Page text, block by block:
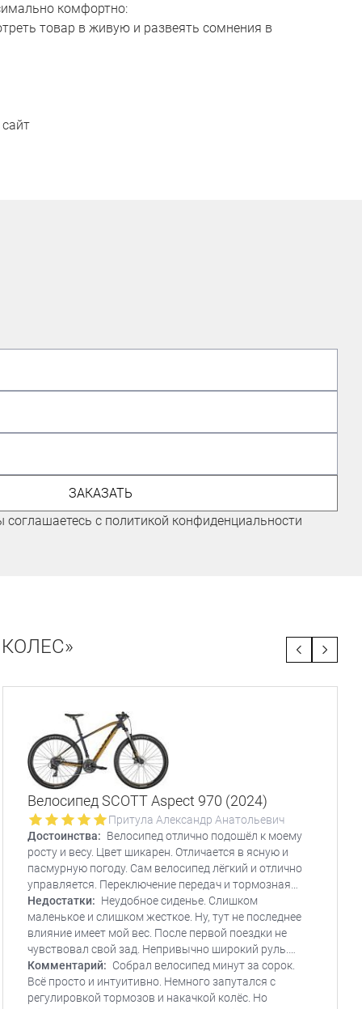
комфортно:
товар в живую и развеять сомнения в
ГОНЩИК КОМАНДЫ "ГОРНЫЕ
Иванов Иван
ЗАКАЗАТЬ
с политикой конфиденциальности
Велосипед SCOTT Aspect 970 (2024)
Притула Александр Анатольевич
Достоинства:
росту и весу. Цвет шикарен. Отличается в ясную и
пасмурную погоду. Сам велосипед лёгкий и отлично
управляется. Переключение передач и тормозная
система отлично работают "из коробки". Мягкие
удобные ручки на руле. Манетки - полный восторг.
Недостатки:
маленькое и слишком жесткое. Ну, тут не последнее
влияние имеет мой вес. После первой поездки не
чувствовал свой зад. Непривычно широкий руль.
Пытался привыкнуть - не получилось. К счастью, всё
решается болгаркой))
Комментарий:
Всё просто и интуитивно. Немного запутался с
регулировкой тормозов и накачкой колёс. Но